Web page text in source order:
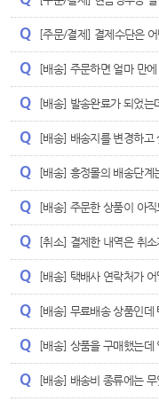
[주문/결제] 결제수단은
[배송] 주문하면 얼마 만
[배송] 발송완료가 되었는
[배송] 배송지를 변경하고
[배송] 흥정몰의 배송단계
[배송] 주문한 상품이 아직
[취소] 결제한 내역은 취
[배송] 택배사 연락처가
[배송] 무료배송 상품인데
[배송] 상품을 구매했는데
[배송] 배송비 종류에는